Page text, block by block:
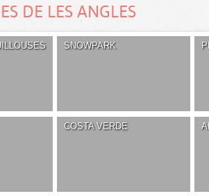
DE LES ANGLES
SNOWPARK
COSTA VERDE